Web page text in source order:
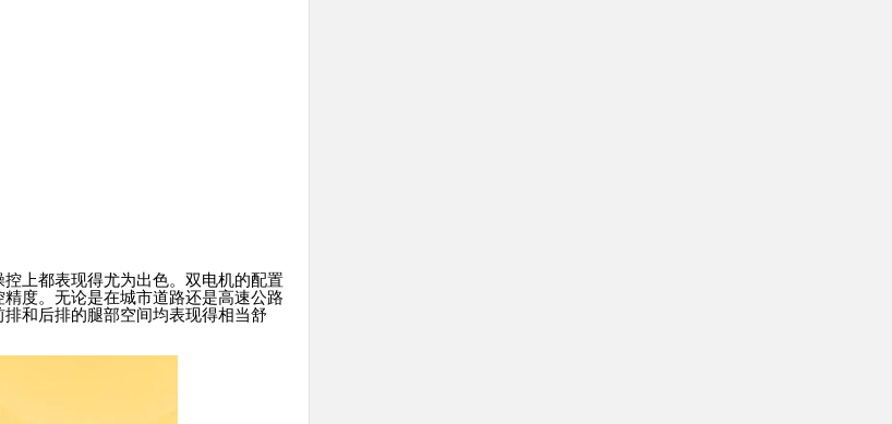
上都表现得尤为出色。双电机的配置
度。无论是在城市道路还是高速公路
和后排的腿部空间均表现得相当舒